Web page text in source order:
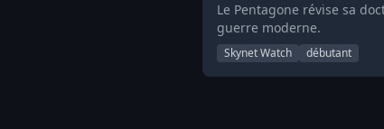
Le Pentagone révise sa
guerre moderne.
Skynet Watch débutant